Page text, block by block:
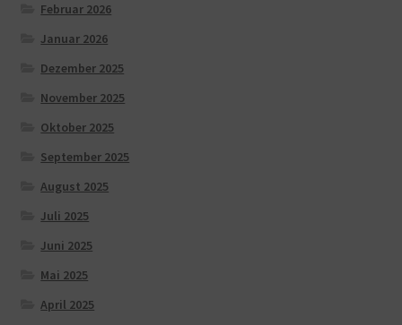
Februar 2026
Januar 2026
Dezember 2025
November 2025
Oktober 2025
September 2025
August 2025
Juli 2025
Juni 2025
Mai 2025
April 2025